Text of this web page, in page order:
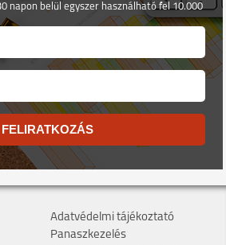
napon belül egyszer használható fel 10.000
FELIRATKOZÁS
Adatvédelmi tájékoztató
Panaszkezelés